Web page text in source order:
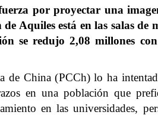
por proyectar una
Aquiles está en las salas de
se redujo 2,08 millones con
de China (PCCh) lo ha
en una población que
en las universidades,